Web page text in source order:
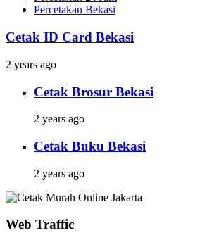
Percetakan Bekasi
Cetak ID Card Bekasi
2 years ago
Cetak Brosur Bekasi
2 years ago
Cetak Buku Bekasi
2 years ago
Web Traffic